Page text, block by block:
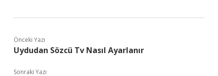
Önceki Yazı
Uydudan Sözcü Tv Nasıl Ayarlanır
Sonraki Yazı